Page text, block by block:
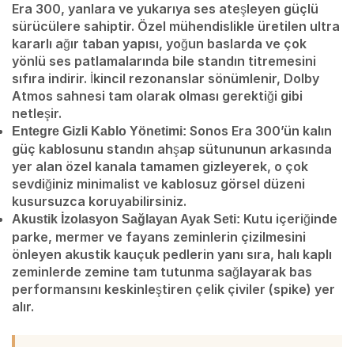
Era 300, yanlara ve yukarıya ses ateşleyen güçlü
sürücülere sahiptir. Özel mühendislikle üretilen ultra
kararlı ağır taban yapısı, yoğun baslarda ve çok
yönlü ses patlamalarında bile standın titremesini
sıfıra indirir. İkincil rezonanslar sönümlenir, Dolby
Atmos sahnesi tam olarak olması gerektiği gibi
netleşir.
Entegre Gizli Kablo Yönetimi: Sonos Era 300’ün kalın
güç kablosunu standın ahşap sütununun arkasında
yer alan özel kanala tamamen gizleyerek, o çok
sevdiğiniz minimalist ve kablosuz görsel düzeni
kusursuzca koruyabilirsiniz.
Akustik İzolasyon Sağlayan Ayak Seti: Kutu içeriğinde
parke, mermer ve fayans zeminlerin çizilmesini
önleyen akustik kauçuk pedlerin yanı sıra, halı kaplı
zeminlerde zemine tam tutunma sağlayarak bas
performansını keskinleştiren çelik çiviler (spike) yer
alır.